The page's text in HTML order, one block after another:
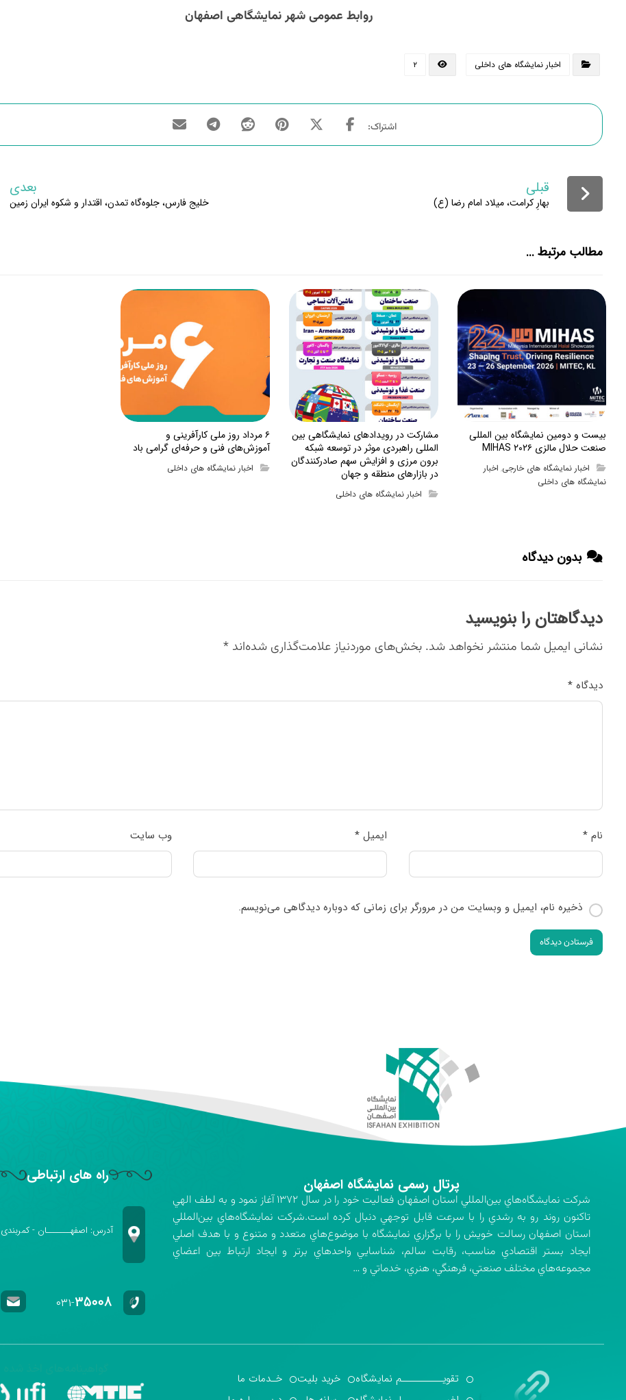
روابط عمومی شهر نمایشگاهی اصفهان
اخبار نمایشگاه های داخلی ۲
قبلی
بهارِ کرامت، میلاد امام رضا (ع)
بعدی
خلیج فارس، جلوه‌گاه تمدن، اقتدار و شکوه ایران زمین
مطالب مرتبط ...
بیست و دومین نمایشگاه بین المللی
صنعت حلال مالزی MIHAS ۲۰۲۶
اخبار نمایشگاه های خارجی, اخبار
نمایشگاه های داخلی
مشارکت در رویدادهای نمایشگاهی بین
المللی راهبردی موثر در توسعه شبکه
برون مرزی و افزایش سهم صادرکنندگان
در بازارهای منطقه و جهان
اخبار نمایشگاه های داخلی
۶ مرداد روز ملی کارآفرینی و
آموزش‌های فنی و حرفه‌ای گرامی باد
اخبار نمایشگاه های داخلی
بدون دیدگاه
دیدگاهتان را بنویسید
نشانی ایمیل شما منتشر نخواهد شد. بخش‌های موردنیاز علامت‌گذاری شده‌اند *
دیدگاه *
نام * ایمیل * وب‌ سایت
ذخیره نام، ایمیل و وبسایت من در مرورگر برای زمانی که دوباره دیدگاهی می‌نویسم.
فرستادن دیدگاه
پرتال رسمی نمایشگاه اصفهان
شركت نمايشگاه‌هاي بين‌المللي استان اصفهان فعاليت خود را در سال ۱۳۷۲ آغاز نمود و به لطف الهي
تاكنون روند رو به رشدي را با سرعت قابل توجهي دنبال كرده است.شركت نمايشگاه‌هاي بين‌المللي
استان اصفهان رسالت خويش را با برگزاري نمايشگاه با موضوع‌هاي متعدد و متنوع و با هدف اصلي
ايجاد بستر اقتصادي مناسب، رقابت سالم، شناسايي واحدهاي برتر و ايجاد ارتباط بين اعضاي
مجموعه‌هاي مختلف صنعتي، فرهنگي، هنري، خدماتي و …
راه های ارتباطی
آدرس: اصفهـــــــان -
۰۳۱-۳۵۰۰۸
تقویــــــــــم نمایشگاه
خرید بلیت
خـدمات ما